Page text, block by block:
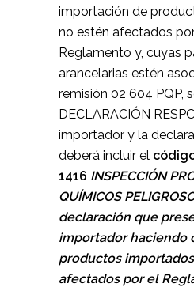
importación de
no estén afectados
Reglamento y, cuyas
arancelarias estén
remisión 02 604 PQP,
DECLARACIÓN
importador y la
deberá incluir el
1416 INSPECCIÓN
QUÍMICOS
declaración que
importador haciendo
productos
afectados por el